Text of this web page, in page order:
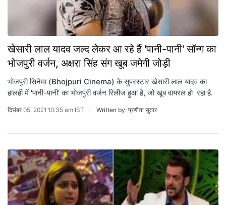
खेसारी लाल यादव जल्द लेकर आ रहे हैं 'पानी-पानी' सॉन्ग का
भोजपुरी वर्जन, अक्षरा सिंह संग खूब जमेगी जोड़ी
भोजपुरी सिनेमा (Bhojpuri Cinema) के सुपरस्टार खेसारी लाल यादव का
हालही में 'पानी-पानी' का भोजपुरी वर्जन रिलीज हुआ है, जो खूब वायरल हो रहा है.
दिसंबर 05, 2021 10:35 am IST Written by: प्रणीता सुतार